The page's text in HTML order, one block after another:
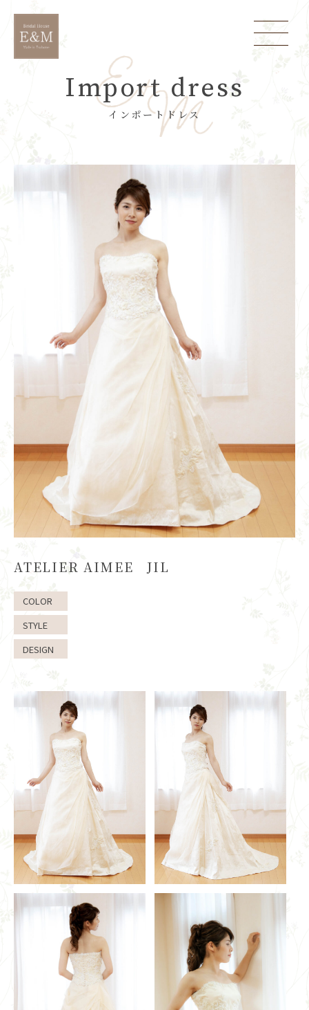
Import dress
インポートドレス
ATELIER AIMEE JIL
COLOR
STYLE
DESIGN